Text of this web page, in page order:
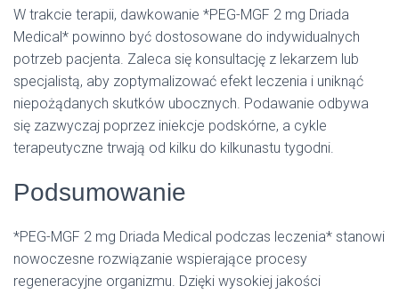
W trakcie terapii, dawkowanie *PEG-MGF 2 mg Driada
Medical* powinno być dostosowane do indywidualnych
potrzeb pacjenta. Zaleca się konsultację z lekarzem lub
specjalistą, aby zoptymalizować efekt leczenia i uniknąć
niepożądanych skutków ubocznych. Podawanie odbywa
się zazwyczaj poprzez iniekcje podskórne, a cykle
terapeutyczne trwają od kilku do kilkunastu tygodni.
Podsumowanie
*PEG-MGF 2 mg Driada Medical podczas leczenia* stanowi
nowoczesne rozwiązanie wspierające procesy
regeneracyjne organizmu. Dzięki wysokiej jakości